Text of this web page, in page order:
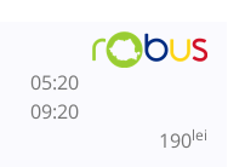
05:20
09:20
190lei